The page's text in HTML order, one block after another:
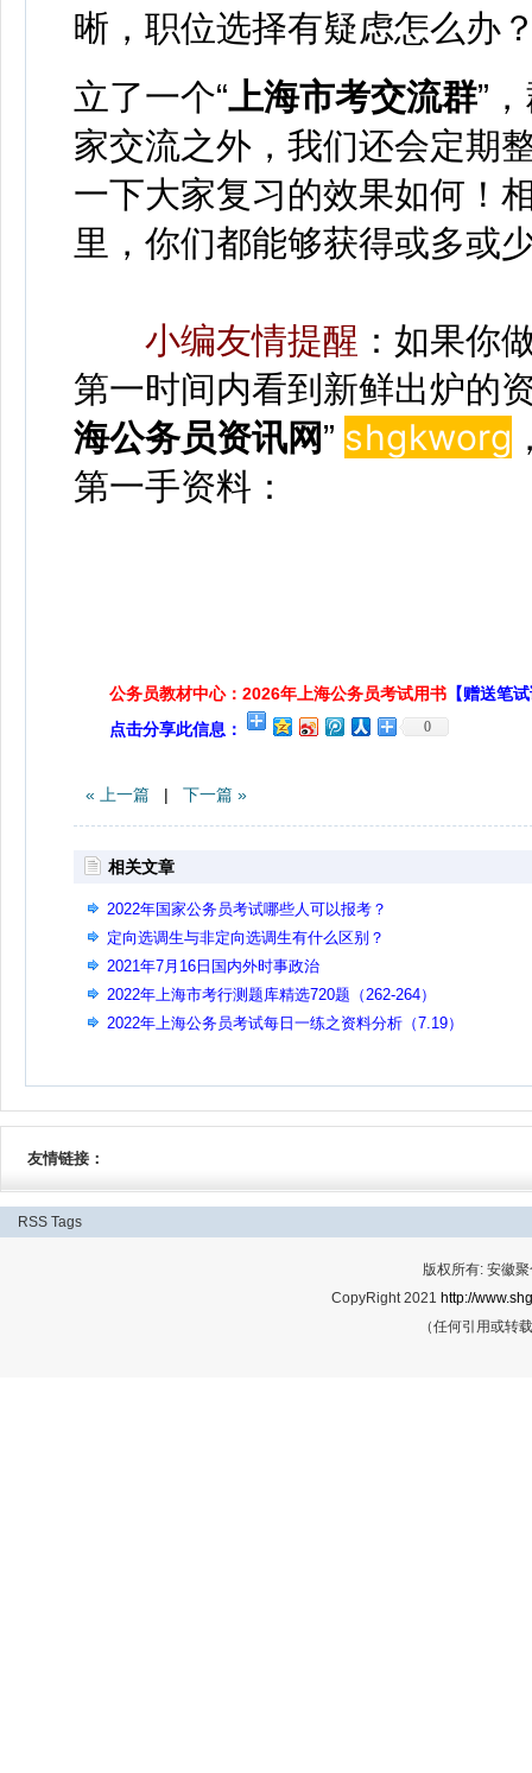
晰，职位选择有疑虑怎么办
立了一个“上海市考交流群”
家交流之外，我们还会定期
一下大家复习的效果如何！
里，你们都能够获得或多或
小编友情提醒 ：如果你
第一时间内看到新鲜出炉的
海公务员资讯网” shgkworg
第一手资料：
公务员教材中心：2026年上海公务员考试用书 【赠送笔
点击分享此信息：
0
« 上一篇 | 下一篇 »
相关文章
2022年国家公务员考试哪些人可以报考？
定向选调生与非定向选调生有什么区别？
2021年7月16日国内外时事政治
2022年上海市考行测题库精选720题（262-264）
2022年上海公务员考试每日一练之资料分析（7.19）
友情链接：
RSS Tags
版权所有: 安徽
CopyRight 2021 http://
（任何引用或转